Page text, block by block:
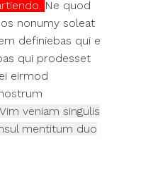
Ne quod
nonumy soleat
definiebas qui e
qui prodesset
eirmod
Vim veniam singulis
mentitum duo